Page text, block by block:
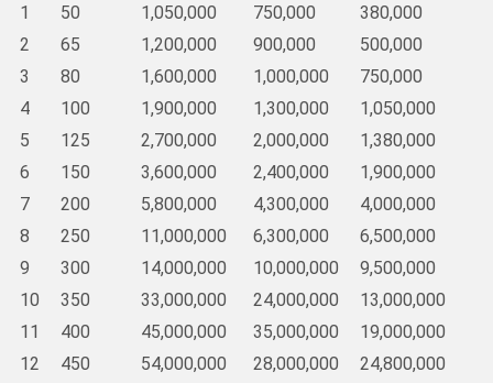
1
50 1,050,000 750,000
380,000
2
65 1,200,000 900,000
500,000
3
80 1,600,000 1,000,000
750,000
4
100 1,900,000 1,300,000
1,050,000
5
125 2,700,000 2,000,000
1,380,000
6
150 3,600,000 2,400,000
1,900,000
7
200 5,800,000 4,300,000
4,000,000
8
250 11,000,000 6,300,000
6,500,000
9
300 14,000,000 10,000,000
9,500,000
10
350 33,000,000 24,000,000
13,000,000
11
400 45,000,000 35,000,000
19,000,000
12
450 54,000,000 28,000,000
24,800,000